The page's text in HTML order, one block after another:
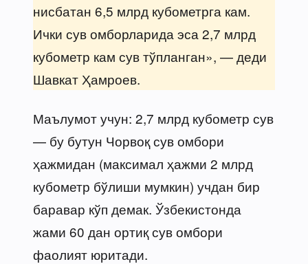
нисбатан 6,5 млрд кубометрга кам.
Ички сув омборларида эса 2,7 млрд
кубометр кам сув тўпланган», — деди
Шавкат Ҳамроев.
Маълумот учун: 2,7 млрд кубометр сув
— бу бутун Чорвоқ сув омбори
ҳажмидан (максимал ҳажми 2 млрд
кубометр бўлиши мумкин) учдан бир
баравар кўп демак. Ўзбекистонда
жами 60 дан ортиқ сув омбори
фаолият юритади.